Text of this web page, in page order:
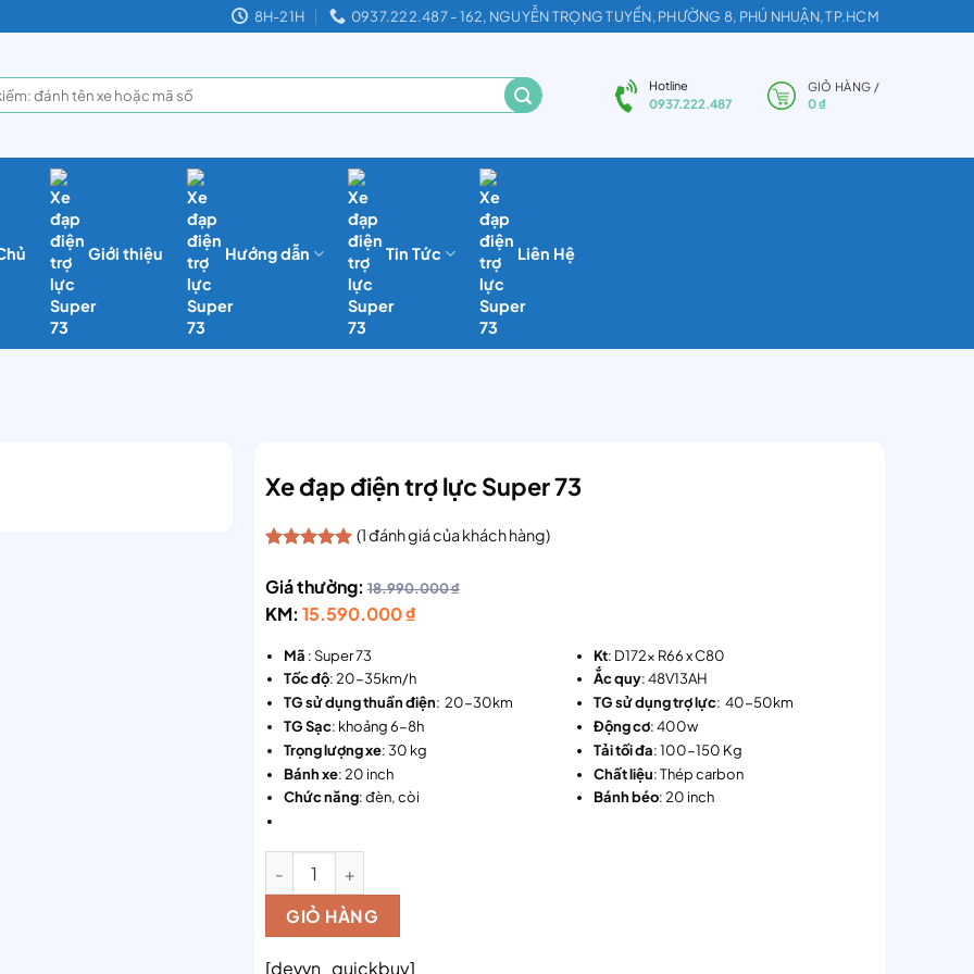
8H-21H 0937.222.487 - 162, NGUYỄN TRỌNG TUYỂN, PHƯỜNG 8, PHÚ NHUẬN, TP.HCM
Hotline
0937.222.487
GIỎ HÀNG /
0₫
Giới thiệu Hướng dẫn Tin Tức Liên Hệ
Xe đạp điện trợ lực Super 73
dựa trên
đánh giá
(1đánh giá của khách hàng)
Giá thường:18.990.000₫
KM: 15.590.000₫
Mã : Super 73 Kt: D172x R66 x C80
Tốc độ: 20-35km/h Ắc quy: 48V13AH
TG sử dụng thuần điện: 20-30km TG sử dụng trợ lực: 40-50km
TG Sạc: khoảng 6-8h Động cơ: 400w
Trọng lượngxe: 30 kg Tải tối đa: 100-150 Kg
Bánh xe: 20 inch Chất liệu: Thép carbon
Chức năng: đèn, còi Bánh béo: 20 inch
GIỎ HÀNG
[devvn_quickbuy]